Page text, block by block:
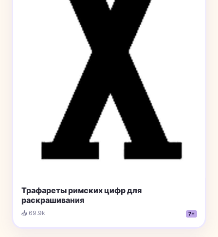
Трафареты римских цифр для
раскрашивания
📥 69.9k 7+